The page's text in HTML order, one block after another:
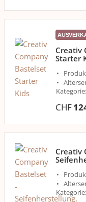
Creativ
Starter
Kategorie:
CHF
Creativ
Kategorie: